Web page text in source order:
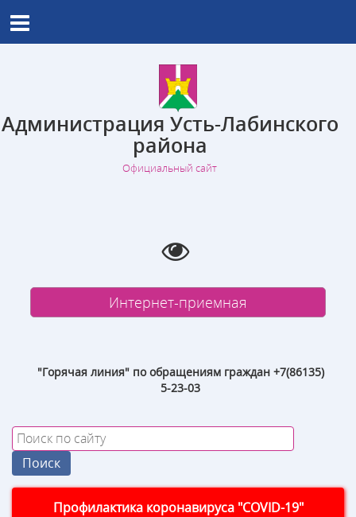
Администрация Усть-Лабинского
района
Официальный сайт
Интернет-приемная
"Горячая линия" по обращениям граждан +7(86135)
5-23-03
Профилактика коронавируса "COVID-19"